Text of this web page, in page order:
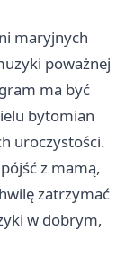
maryjnych
poważnej
ma być
bytomian
uroczystości.
z mamą,
zatrzymać
w dobrym,